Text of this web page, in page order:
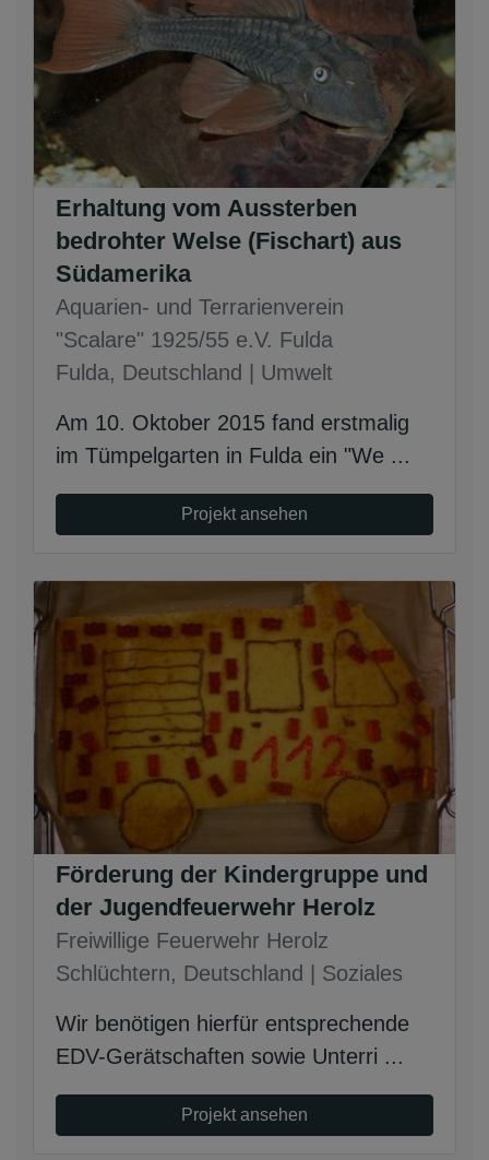
Erhaltung vom Aussterben
bedrohter Welse (Fischart) aus
Südamerika
Aquarien- und Terrarienverein
"Scalare" 1925/55 e.V. Fulda
Fulda, Deutschland | Umwelt
Am 10. Oktober 2015 fand erstmalig
im Tümpelgarten in Fulda ein "We ...
Projekt ansehen
Förderung der Kindergruppe und
der Jugendfeuerwehr Herolz
Freiwillige Feuerwehr Herolz
Schlüchtern, Deutschland | Soziales
Wir benötigen hierfür entsprechende
EDV-Gerätschaften sowie Unterri ...
Projekt ansehen